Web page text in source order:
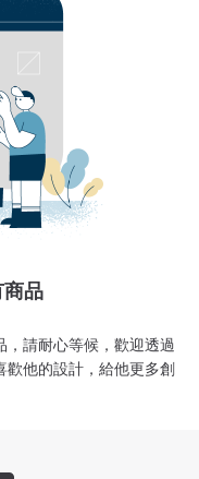
品
請耐心等候，歡迎透過
歡他的設計，給他更多創